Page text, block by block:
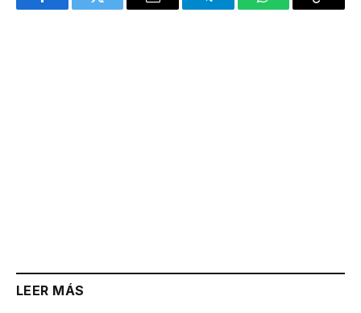
FacebookTwitter Email TelegramWhatsAppCopy
LEER MÁS